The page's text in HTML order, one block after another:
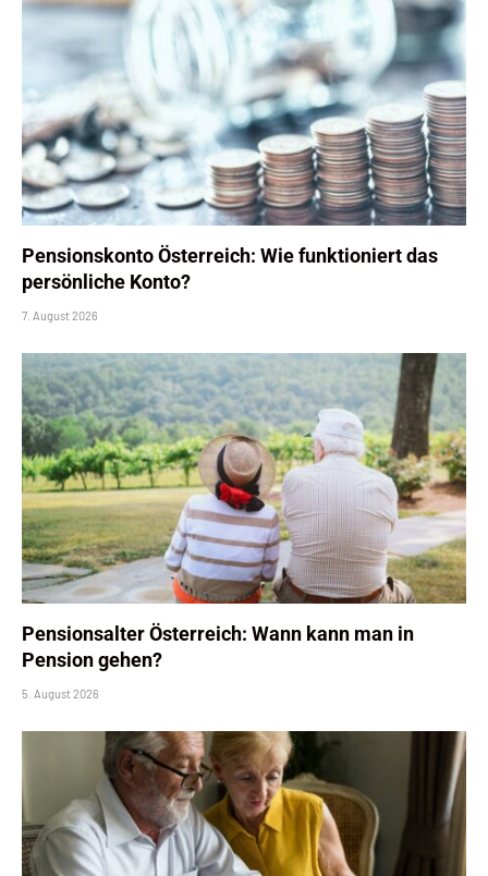
Pensionskonto Österreich: Wie funktioniert das
persönliche Konto?
7. August 2026
Pensionsalter Österreich: Wann kann man in
Pension gehen?
5. August 2026